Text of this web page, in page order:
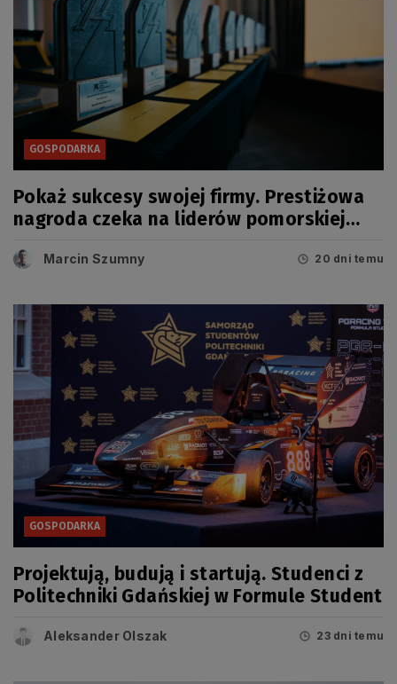
GOSPODARKA
Pokaż sukcesy swojej firmy. Prestiżowa
nagroda czeka na liderów pomorskiej
Marcin Szumny 20 dni temu
GOSPODARKA
Projektują, budują i startują. Studenci z
Politechniki Gdańskiej w Formule Student
Aleksander Olszak 23 dni temu